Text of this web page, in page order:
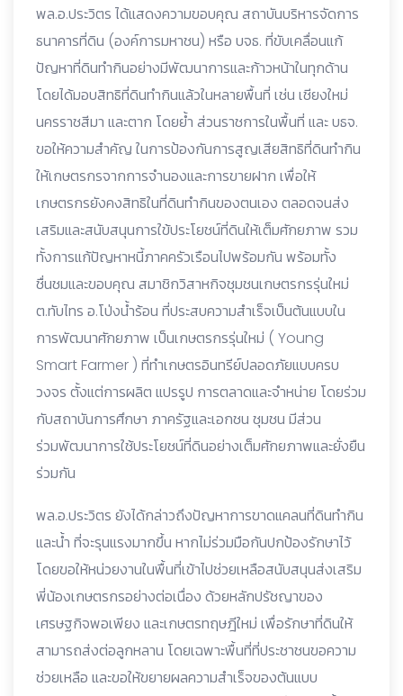
พล.อ.ประวิตร ได้แสดงความขอบคุณ สถาบันบริหารจัดการ
ธนาคารที่ดิน (องค์การมหาชน) หรือ บจธ. ที่ขับเคลื่อนแก้
ปัญหาที่ดินทำกินอย่างมีพัฒนาการและก้าวหน้าในทุกด้าน
โดยได้มอบสิทธิที่ดินทำกินแล้วในหลายพื้นที่ เช่น เชียงใหม่
นครราชสีมา และตาก โดยย้ำ ส่วนราชการในพื้นที่ และ บธจ.
ขอให้ความสำคัญ ในการป้องกันการสูญเสียสิทธิที่ดินทำกิน
ให้เกษตรกรจากการจำนองและการขายฝาก เพื่อให้
เกษตรกรยังคงสิทธิในที่ดินทำกินของตนเอง ตลอดจนส่ง
เสริมและสนับสนุนการใข้ประโยชน์ที่ดินให้เต็มศักยภาพ รวม
ทั้งการแก้ปัญหาหนี้ภาคครัวเรือนไปพร้อมกัน พร้อมทั้ง
ชื่นชมและขอบคุณ สมาชิกวิสาหกิจชุมชนเกษตรกรรุ่นใหม่
ต.ทับไทร อ.โป่งน้ำร้อน ที่ประสบความสำเร็จเป็นต้นแบบใน
การพัฒนาศักยภาพ เป็นเกษตรกรรุ่นใหม่ ( Young
Smart Farmer ) ที่ทำเกษตรอินทรีย์ปลอดภัยแบบครบ
วงจร ตั้งแต่การผลิต แปรรูป การตลาดและจำหน่าย โดยร่วม
กับสถาบันการศึกษา ภาครัฐและเอกชน ชุมชน มีส่วน
ร่วมพัฒนาการใช้ประโยชน์ที่ดินอย่างเต็มศักยภาพและยั่งยืน
ร่วมกัน
พล.อ.ประวิตร ยังได้กล่าวถึงปัญหาการขาดแคลนที่ดินทำกิน
และน้ำ ที่จะรุนแรงมากขึ้น หากไม่ร่วมมือกันปกป้องรักษาไว้
โดยขอให้หน่วยงานในพื้นที่เข้าไปช่วยเหลือสนับสนุนส่งเสริม
พี่น้องเกษตรกรอย่างต่อเนื่อง ด้วยหลักปรัชญาของ
เศรษฐกิจพอเพียง และเกษตรทฤษฎีใหม่ เพื่อรักษาที่ดินให้
สามารถส่งต่อลูกหลาน โดยเฉพาะพื้นที่ที่ประชาชนขอความ
ช่วยเหลือ และขอให้ขยายผลความสำเร็จของต้นแบบ